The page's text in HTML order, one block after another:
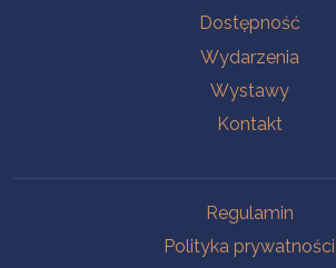
Dostępność
Wydarzenia
Wystawy
Kontakt
Regulamin
Polityka prywatności